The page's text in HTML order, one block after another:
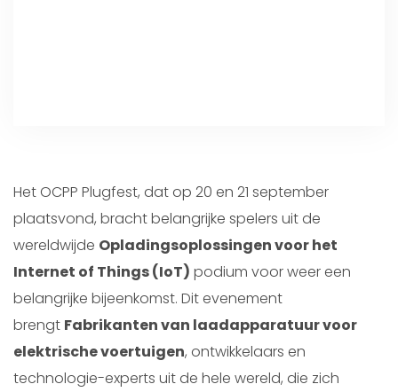
Het OCPP Plugfest, dat op 20 en 21 september
plaatsvond, bracht belangrijke spelers uit de
wereldwijde Opladingsoplossingen voor het
Internet of Things (IoT) podium voor weer een
belangrijke bijeenkomst. Dit evenement
brengt Fabrikanten van laadapparatuur voor
elektrische voertuigen, ontwikkelaars en
technologie-experts uit de hele wereld, die zich